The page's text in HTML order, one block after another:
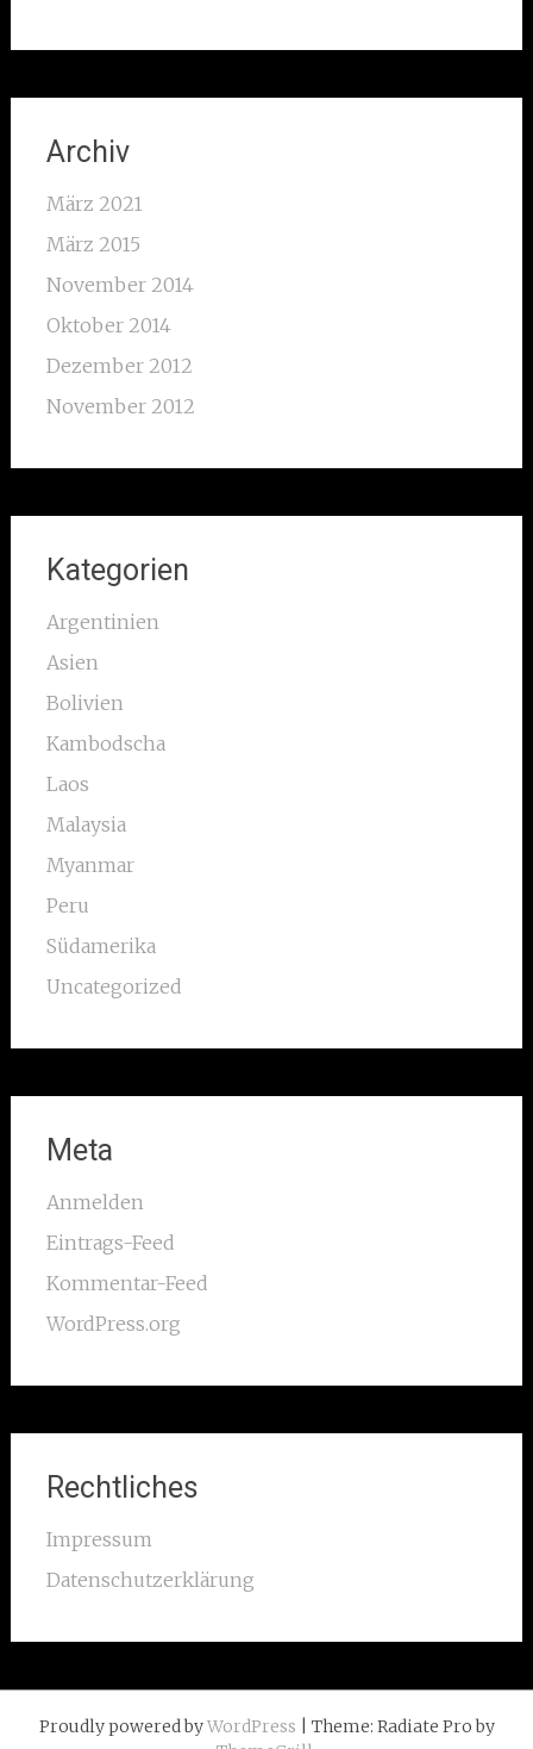
Archiv
März 2021
März 2015
November 2014
Oktober 2014
Dezember 2012
November 2012
Kategorien
Argentinien
Asien
Bolivien
Kambodscha
Laos
Malaysia
Myanmar
Peru
Südamerika
Uncategorized
Meta
Anmelden
Eintrags-Feed
Kommentar-Feed
WordPress.org
Rechtliches
Impressum
Datenschutzerklärung
Proudly powered byWordPress | Theme: Radiate Pro by